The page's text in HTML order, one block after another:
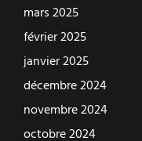
mars 2025
février 2025
janvier 2025
décembre 2024
novembre 2024
octobre 2024